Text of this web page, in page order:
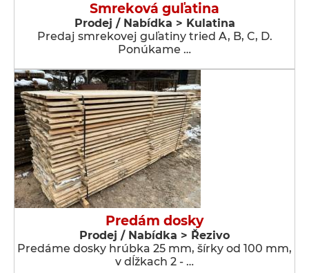
Smreková guľatina
Prodej / Nabídka > Kulatina
Predaj smrekovej guľatiny tried A, B, C, D.
Ponúkame …
Predám dosky
Prodej / Nabídka > Řezivo
Predáme dosky hrúbka 25 mm, šírky od 100 mm,
v dĺžkach 2 - …